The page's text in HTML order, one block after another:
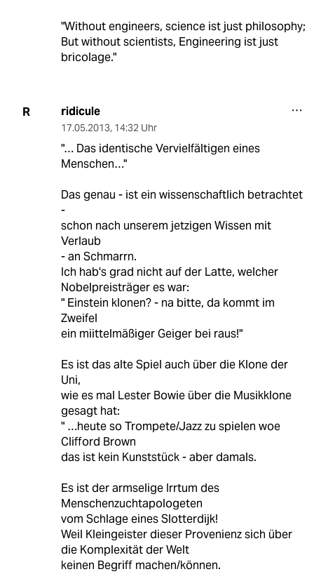
"Without engineers, science ist just philosophy;
But without scientists, Engineering ist just
bricolage."
R ridicule
17.05.2013, 14:32 Uhr
"… Das identische Vervielfältigen eines
Menschen…"
Das genau - ist ein wissenschaftlich betrachtet
-
schon nach unserem jetzigen Wissen mit
Verlaub
- an Schmarrn.
Ich hab's grad nicht auf der Latte, welcher
Nobelpreisträger es war:
" Einstein klonen? - na bitte, da kommt im
Zweifel
ein miittelmäßiger Geiger bei raus!"
Es ist das alte Spiel auch über die Klone der
Uni,
wie es mal Lester Bowie über die Musikklone
gesagt hat:
" …heute so Trompete/Jazz zu spielen woe
Clifford Brown
das ist kein Kunststück - aber damals.
Es ist der armselige Irrtum des
Menschenzuchtapologeten
vom Schlage eines Slotterdijk!
Weil Kleingeister dieser Provenienz sich über
die Komplexität der Welt
keinen Begriff machen/können.